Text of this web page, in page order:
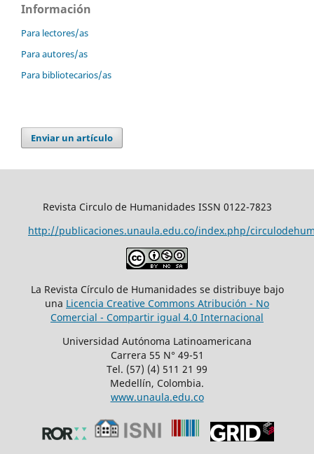
Información
Para lectores/as
Para autores/as
Para bibliotecarios/as
Enviar un artículo
Revista Circulo de Humanidades ISSN 0122-7823
http://publicaciones.unaula.edu.co/index.php/
La Revista Círculo de Humanidades se distribuye bajo
una Licencia Creative Commons Atribución - No
Comercial - Compartir igual 4.0 Internacional
Universidad Autónoma Latinoamericana
Carrera 55 N° 49-51
Tel. (57) (4) 511 21 99
Medellín, Colombia.
www.unaula.edu.co